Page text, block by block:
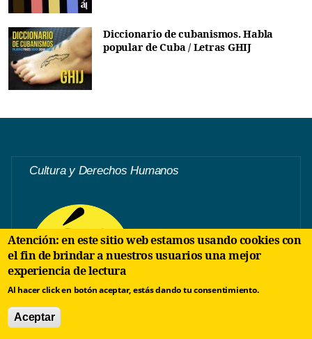
Diccionario de cubanismos. Habla
popular de Cuba / Letras GHIJ
Cultura y Derechos Humanos
Atención: en este sitio web estamos usando cookies con
el fin de brindar a nuestros usuarios una mejor
experiencia de lectura
Al hacer click en botón aceptar, estás dando tu consentimiento.
Aceptar